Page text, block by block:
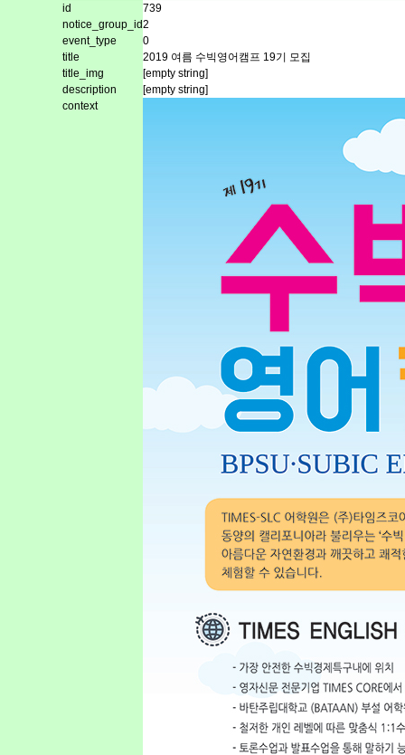
id
739
notice_group_id2
event_type
0
title
2019 여름 수빅영어캠프 19기 모집
title_img
[empty string]
description
[empty string]
context